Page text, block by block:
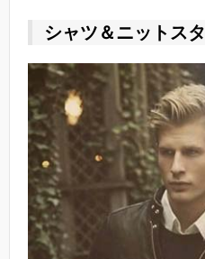
シャツ＆ニットス